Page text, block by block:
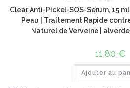
Clear Anti-Pickel-SOS-Serum, 15
Peau | Traitement Rapide
Naturel de Verveine | alverde
11,80 €
Ajouter au